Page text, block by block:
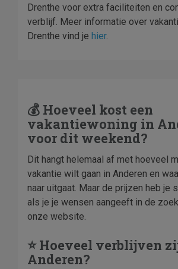
Drenthe voor extra faciliteiten en
verblijf. Meer informatie over
Drenthe vind je hier.
💰 Hoeveel kost een
vakantiewoning in
voor dit weekend?
Dit hangt helemaal af met hoeveel
vakantie wilt gaan in Anderen en
naar uitgaat. Maar de prijzen heb je
als je je wensen aangeeft in de
onze website.
⭐ Hoeveel verblijven
Anderen?